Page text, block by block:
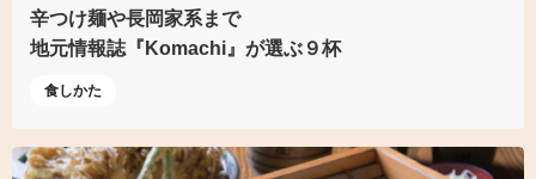
辛つけ麺や長岡家系まで
地元情報誌『Komachi』 が選ぶ９杯
食しかた